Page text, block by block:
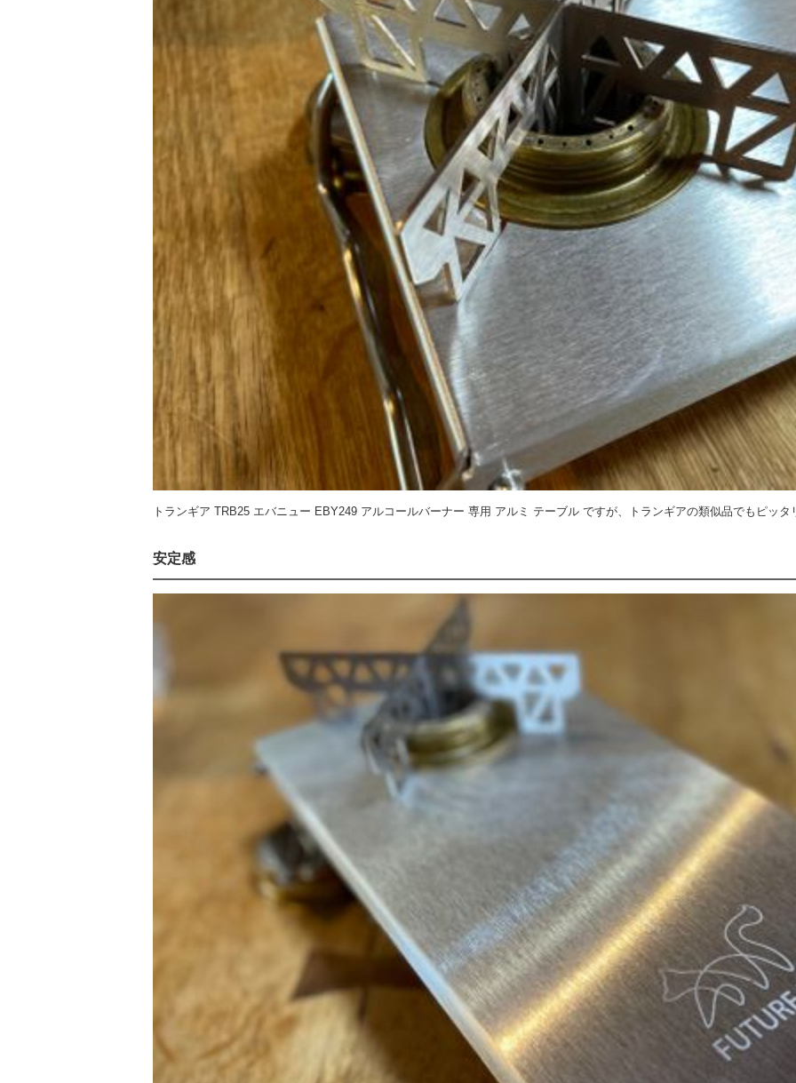
トランギア TRB25 エバニュー EBY249 アルコールバーナー 専用 アルミ テーブル ですが、トランギアの類似品でもピッタ
安定感